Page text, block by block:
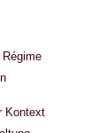
Kontext